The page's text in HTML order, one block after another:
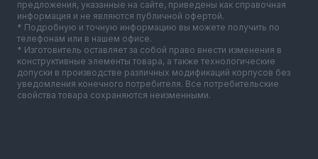
предложения, указанные на сайте, приведены как справочная
информация и не являются публичной офертой.
* Подробную и точную информацию вы можете получить по
телефонам или в нашем офисе.
* Изготовитель оставляет за собой право внести изменения в
конструктивные элементы товара, а также технологические
допуски в производстве различных модификаций корпусов без
уведомления конечного потребителя. Все потребительские
свойства товара сохраняются неизменными.